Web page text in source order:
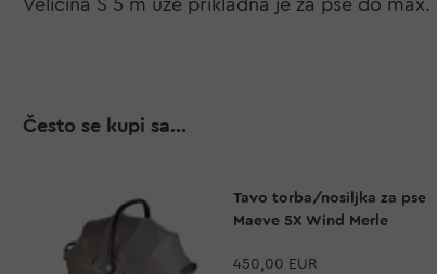
Veličina S 5 m uže prikladna je za pse do max.
Često se kupi sa...
Tavo torba/nosiljka za pse
Maeve 5X Wind Merle
450,00 EUR